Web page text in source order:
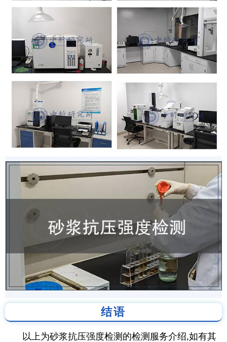
结语
以上为砂浆抗压强度检测的检测服务介绍,如有其